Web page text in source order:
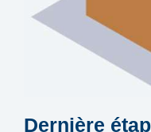
Dernière